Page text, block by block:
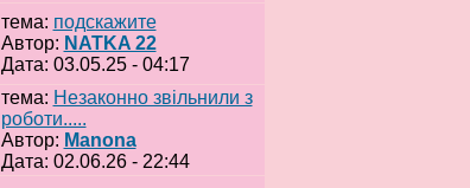
тема: подскажите
Автор: NATKA 22
Дата: 03.05.25 - 04:17
тема: Незаконно звільнили з
роботи.....
Автор: Manona
Дата: 02.06.26 - 22:44